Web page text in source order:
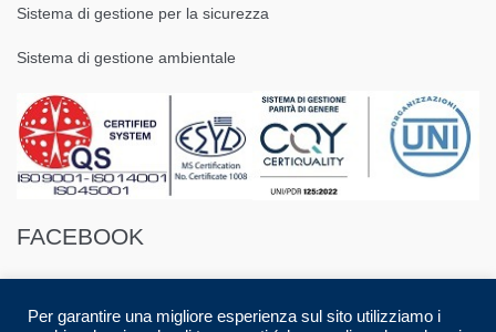
Sistema di gestione per la sicurezza
Sistema di gestione ambientale
FACEBOOK
Per garantire una migliore esperienza sul sito utilizziamo i